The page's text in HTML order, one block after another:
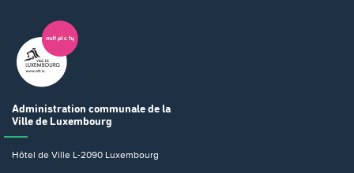
Administration communale de la
Ville de Luxembourg
Hôtel de Ville L-2090 Luxembourg